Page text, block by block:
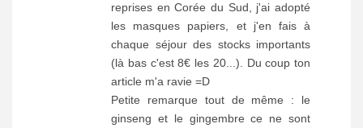
reprises en Corée du Sud, j'ai adopté
les masques papiers, et j'en fais à
chaque séjour des stocks importants
(là bas c'est 8€ les 20...). Du coup ton
article m'a ravie =D
Petite remarque tout de même : le
ginseng et le gingembre ce ne sont